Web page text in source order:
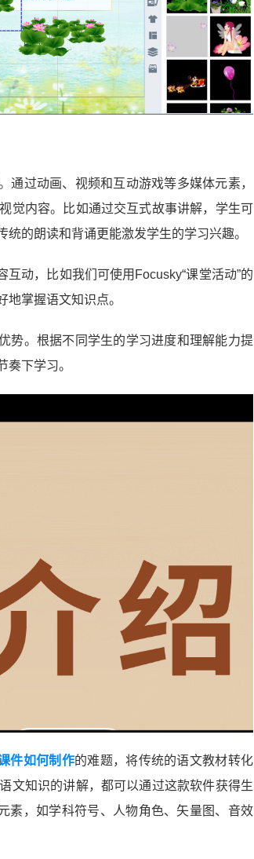
过动画、视频和互动游戏等多媒体元素，
觉内容。比如通过交互式故事讲解，学生可
的朗读和背诵更能激发学生的学习兴趣。
动，比如我们可使用Focusky“课堂活动”的
掌握语文知识点。
势。根据不同学生的学习进度和理解能力提
下学习。
件如何制作的难题，将传统的语文教材转化
文知识的讲解，都可以通过这款软件获得生
素，如学科符号、人物角色、矢量图、音效